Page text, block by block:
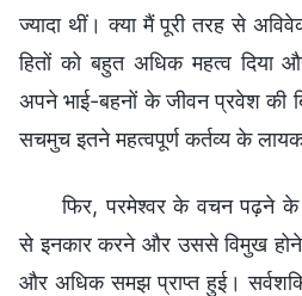
ज्यादा थीं। क्या मैं पूरी तरह से
हितों को बहुत अधिक महत्व दिया
अपने भाई-बहनों के जीवन प्रवेश की
सचमुच इतने महत्वपूर्ण कर्तव्य के
फिर, परमेश्वर के वचन पढ़ने के
से इनकार करने और उससे विमुख होने
और अधिक समझ प्राप्त हुई।